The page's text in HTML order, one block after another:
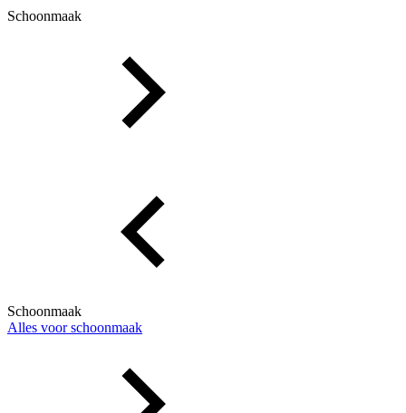
Schoonmaak
Schoonmaak
Alles voor schoonmaak